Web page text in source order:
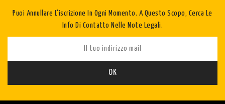
Puoi Annullare L'iscrizione In Ogni Momento. A Questo Scopo, Cerca Le
Info Di Contatto Nelle Note Legali.